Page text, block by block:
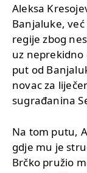
Aleksa
Banjaluke,
regije zbog
uz neprekidno
put od
novac za
sugrađanina
Na tom putu,
gdje mu je
Brčko pružio